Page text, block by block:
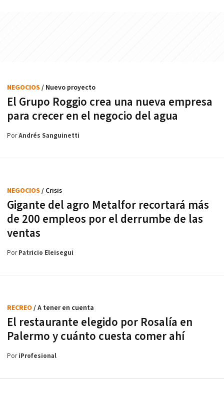
El Grupo Roggio crea una nueva empresa
para crecer en el negocio del agua
NEGOCIOS / Nuevo proyecto
PorAndrés Sanguinetti
Gigante del agro Metalfor recortará más
de 200 empleos por el derrumbe de las
ventas
NEGOCIOS / Crisis
PorPatricio Eleisegui
El restaurante elegido por Rosalía en
Palermo y cuánto cuesta comer ahí
RECREO / A tener en cuenta
PoriProfesional